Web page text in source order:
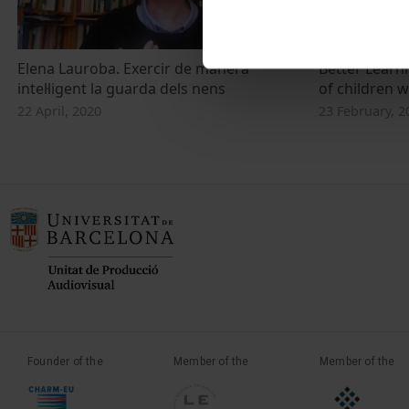
Elena Lauroba. Exercir de manera
intel·ligent la guarda dels nens
22 April, 2020
Better
of children
23 February,
Founder of the Member of the Member of the